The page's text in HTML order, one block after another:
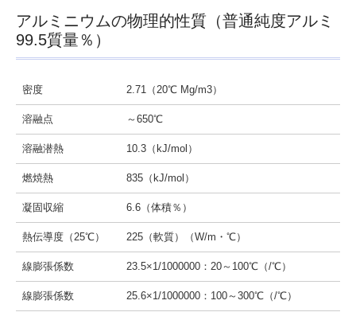
アルミニウムの物理的性質（普通純度アルミ
99.5質量％）
密度 2.71（20℃ Mg/m3）
溶融点 ～650℃
溶融潜熱 10.3（kJ/mol）
燃焼熱 835（kJ/mol）
凝固収縮 6.6（体積％）
熱伝導度（25℃） 225（軟質）（W/m・℃）
線膨張係数 23.5×1/1000000：20～100℃（/℃）
線膨張係数 25.6×1/1000000：100～300℃（/℃）